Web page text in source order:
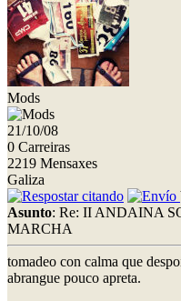
Mods
21/10/08
0 Carreiras
2219 Mensaxes
Galiza
Asunto: Re: II ANDAINA
MARCHA
tomadeo con calma que
abrangue pouco apreta.